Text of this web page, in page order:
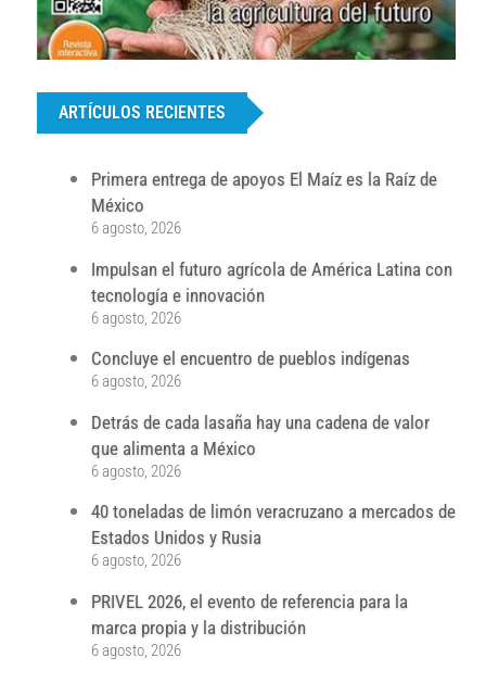
ARTÍCULOS RECIENTES
Primera entrega de apoyos El Maíz es la Raíz de
México
6 agosto, 2026
Impulsan el futuro agrícola de América Latina con
tecnología e innovación
6 agosto, 2026
Concluye el encuentro de pueblos indígenas
6 agosto, 2026
Detrás de cada lasaña hay una cadena de valor
que alimenta a México
6 agosto, 2026
40 toneladas de limón veracruzano a mercados de
Estados Unidos y Rusia
6 agosto, 2026
PRIVEL 2026, el evento de referencia para la
marca propia y la distribución
6 agosto, 2026